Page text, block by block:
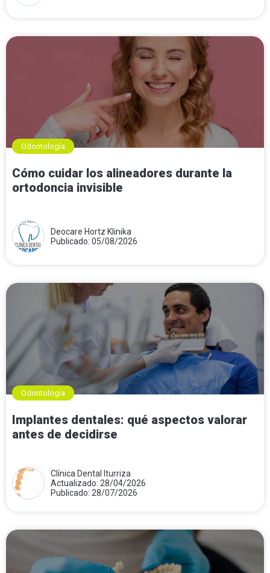
Odontología
Cómo cuidar los alineadores durante la
ortodoncia invisible
Deocare Hortz Klinika
Publicado: 05/08/2026
Odontología
Implantes dentales: qué aspectos valorar
antes de decidirse
Clínica Dental Iturriza
Actualizado: 28/04/2026
Publicado: 28/07/2026